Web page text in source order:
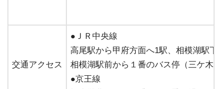
交通アクセス
●ＪＲ中央線
高尾駅から甲府方面へ1駅、相模湖駅下
相模湖駅前から１番のバス停（三ケ木(
●京王線